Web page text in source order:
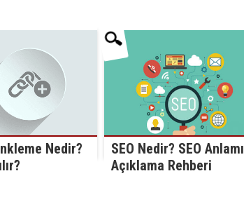
Nedir?
🔍
SEO Nedir? SEO Anlamı
Açıklama Rehberi